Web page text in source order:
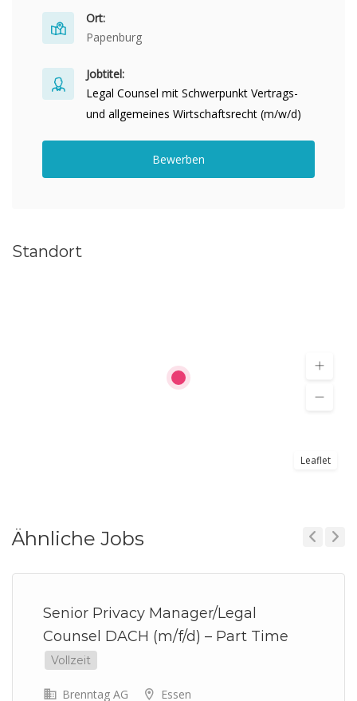
Ort:
Papenburg
Jobtitel:
Legal Counsel mit Schwerpunkt Vertrags-
und allgemeines Wirtschaftsrecht (m/w/d)
Bewerben
Standort
Leaflet
Ähnliche Jobs
Senior Privacy Manager/Legal
Counsel DACH (m/f/d) – Part Time
Vollzeit
Brenntag AG Essen